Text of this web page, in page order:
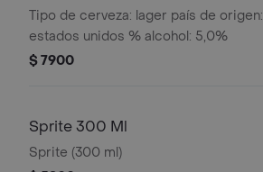
Tipo de cerveza: lager país de origen:
estados unidos % alcohol: 5,0%
$ 7900
Sprite 300 Ml
Sprite (300 ml)